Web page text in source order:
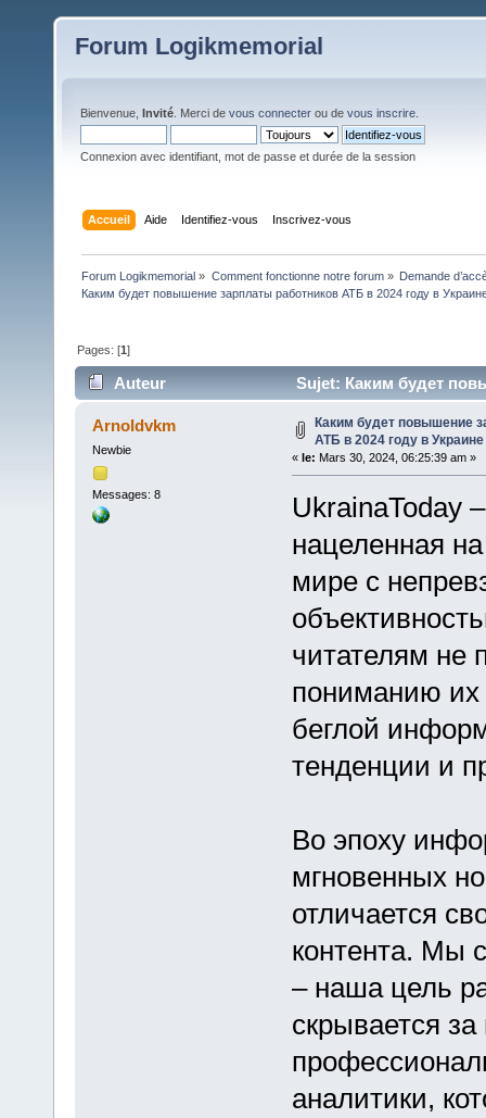
Forum Logikmemorial
Bienvenue, Invité . Merci de vous connecter ou de vous inscrire
Connexion avec identifiant, mot de passe et durée de la session
Accueil Aide Identifiez-vous Inscrivez-vous
Forum Logikmemorial » Comment fonctionne notre forum» Demande
Каким будет повышение зарплаты работников АТБ в 2024 году в
Pages: [1]
Auteur
Sujet: Каким будет
последние но (Lu 592 fois)
Arnoldvkm
Newbie
Messages: 8
Каким будет повышение
АТБ в 2024 году в
« le: Mars 30, 2024, 06:25:39 am »
UkrainaToday
нацеленная
мире с
читателям не
пониманию их
беглой
тенденции и
Во эпоху
мгновенных
отличается
контента. Мы
– наша цель
скрывается
аналитики,